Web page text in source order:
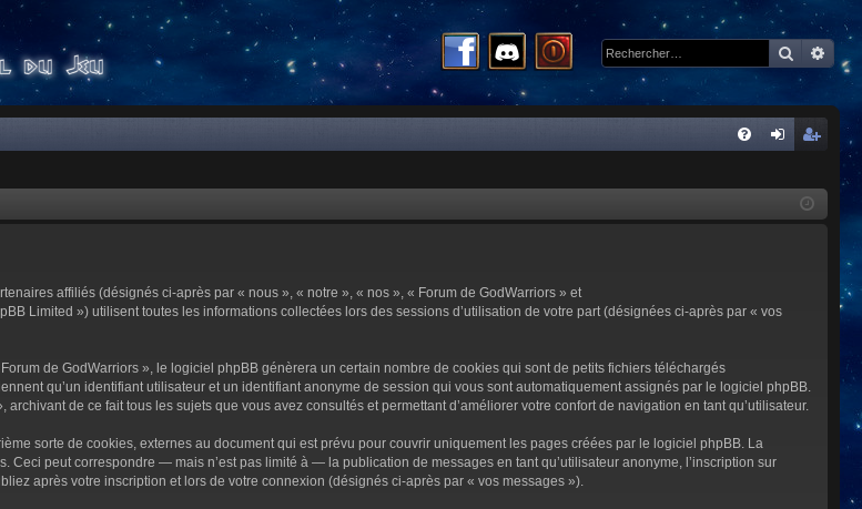
cri
affiliés (désignés ci-après par « nous », « notre », « nos », « Forum de GodWarriors » et
Limited ») utilisent toutes les informations collectées lors des sessions d’utilisation de votre part (désignées ci-après par « vos
de GodWarriors », le logiciel phpBB génèrera un certain nombre de cookies qui sont de petits fichiers téléchargés
qu’un identifiant utilisateur et un identifiant anonyme de session qui vous sont automatiquement assignés par le logiciel phpBB.
de ce fait tous les sujets que vous avez consultés et permettant d’améliorer votre confort de navigation en tant qu’utilisateur.
sorte de cookies, externes au document qui est prévu pour couvrir uniquement les pages créées par le logiciel phpBB. La
peut correspondre — mais n’est pas limité à — la publication de messages en tant qu’utilisateur anonyme, l’inscription sur
après votre inscription et lors de votre connexion (désignés ci-après par « vos messages »).